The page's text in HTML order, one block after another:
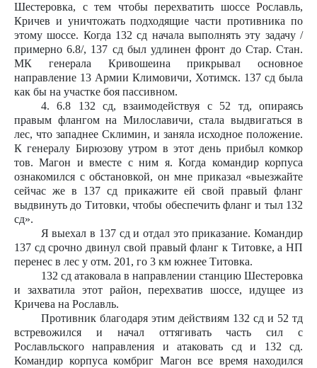
Шестеровка, с тем чтобы перехватить шоссе Рославль,
Кричев и уничтожать подходящие части противника по
этому шоссе. Когда 132 сд начала выполнять эту задачу /
примерно 6.8/, 137 сд был удлинен фронт до Стар. Стан.
МК генерала Кривошеина прикрывал основное
направление 13 Армии Климовичи, Хотимск. 137 сд была
как бы на участке боя пассивном.
4. 6.8 132 сд, взаимодействуя с 52 тд, опираясь
правым флангом на Милославичи, стала выдвигаться в
лес, что западнее Склимин, и заняла исходное положение.
К генералу Бирюзову утром в этот день прибыл комкор
тов. Магон и вместе с ним я. Когда командир корпуса
ознакомился с обстановкой, он мне приказал «выезжайте
сейчас же в 137 сд прикажите ей свой правый фланг
выдвинуть до Титовки, чтобы обеспечить фланг и тыл 132
сд».
Я выехал в 137 сд и отдал это приказание. Командир
137 сд срочно двинул свой правый фланг к Титовке, а НП
перенес в лес у отм. 201, го 3 км южнее Титовка.
132 сд атаковала в направлении станцию Шестеровка
и захватила этот район, перехватив шоссе, идущее из
Кричева на Рославль.
Противник благодаря этим действиям 132 сд и 52 тд
встревожился и начал оттягивать часть сил с
Рославльского направления и атаковать сд и 132 сд.
Командир корпуса комбриг Магон все время находился